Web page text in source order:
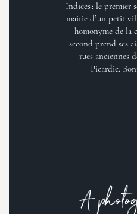
Indices : le premier
mairie d’un petit
homonyme de la
second prend ses
rues anciennes
Picardie.
A